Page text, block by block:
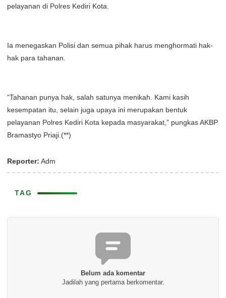
pelayanan di Polres Kediri Kota.
Ia menegaskan Polisi dan semua pihak harus menghormati hak-
hak para tahanan.
“Tahanan punya hak, salah satunya menikah. Kami kasih
kesempatan itu, selain juga upaya ini merupakan bentuk
pelayanan Polres Kediri Kota kepada masyarakat,” pungkas AKBP
Bramastyo Priaji.(**)
Reporter: Adm
TAG
Belum ada komentar
Jadilah yang pertama berkomentar.